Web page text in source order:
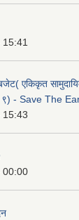
15:41
एकिकृत
९) - Save The
15:43
00:00